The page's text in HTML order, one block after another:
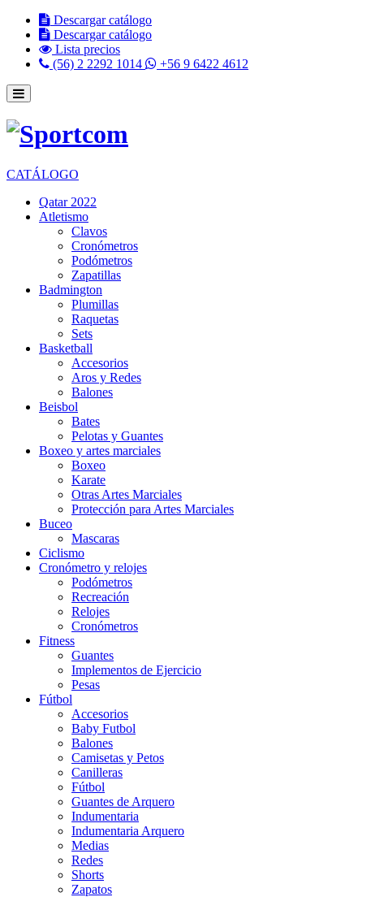
Descargar catálogo
Descargar catálogo
Lista precios
(56) 2 2292 1014
+56 9 6422 4612
CATÁLOGO
Qatar 2022
Atletismo
Clavos
Cronómetros
Podómetros
Zapatillas
Badmington
Plumillas
Raquetas
Sets
Basketball
Accesorios
Aros y Redes
Balones
Beisbol
Bates
Pelotas y Guantes
Boxeo y artes marciales
Boxeo
Karate
Otras Artes Marciales
Protección para Artes Marciales
Buceo
Mascaras
Ciclismo
Cronómetro y relojes
Podómetros
Recreación
Relojes
Cronómetros
Fitness
Guantes
Implementos de Ejercicio
Pesas
Fútbol
Accesorios
Baby Futbol
Balones
Camisetas y Petos
Canilleras
Fútbol
Guantes de Arquero
Indumentaria
Indumentaria Arquero
Medias
Redes
Shorts
Zapatos